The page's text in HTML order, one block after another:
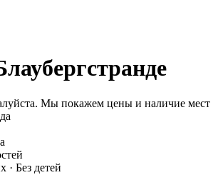
Мы покажем цены и наличие мест
· Без детей